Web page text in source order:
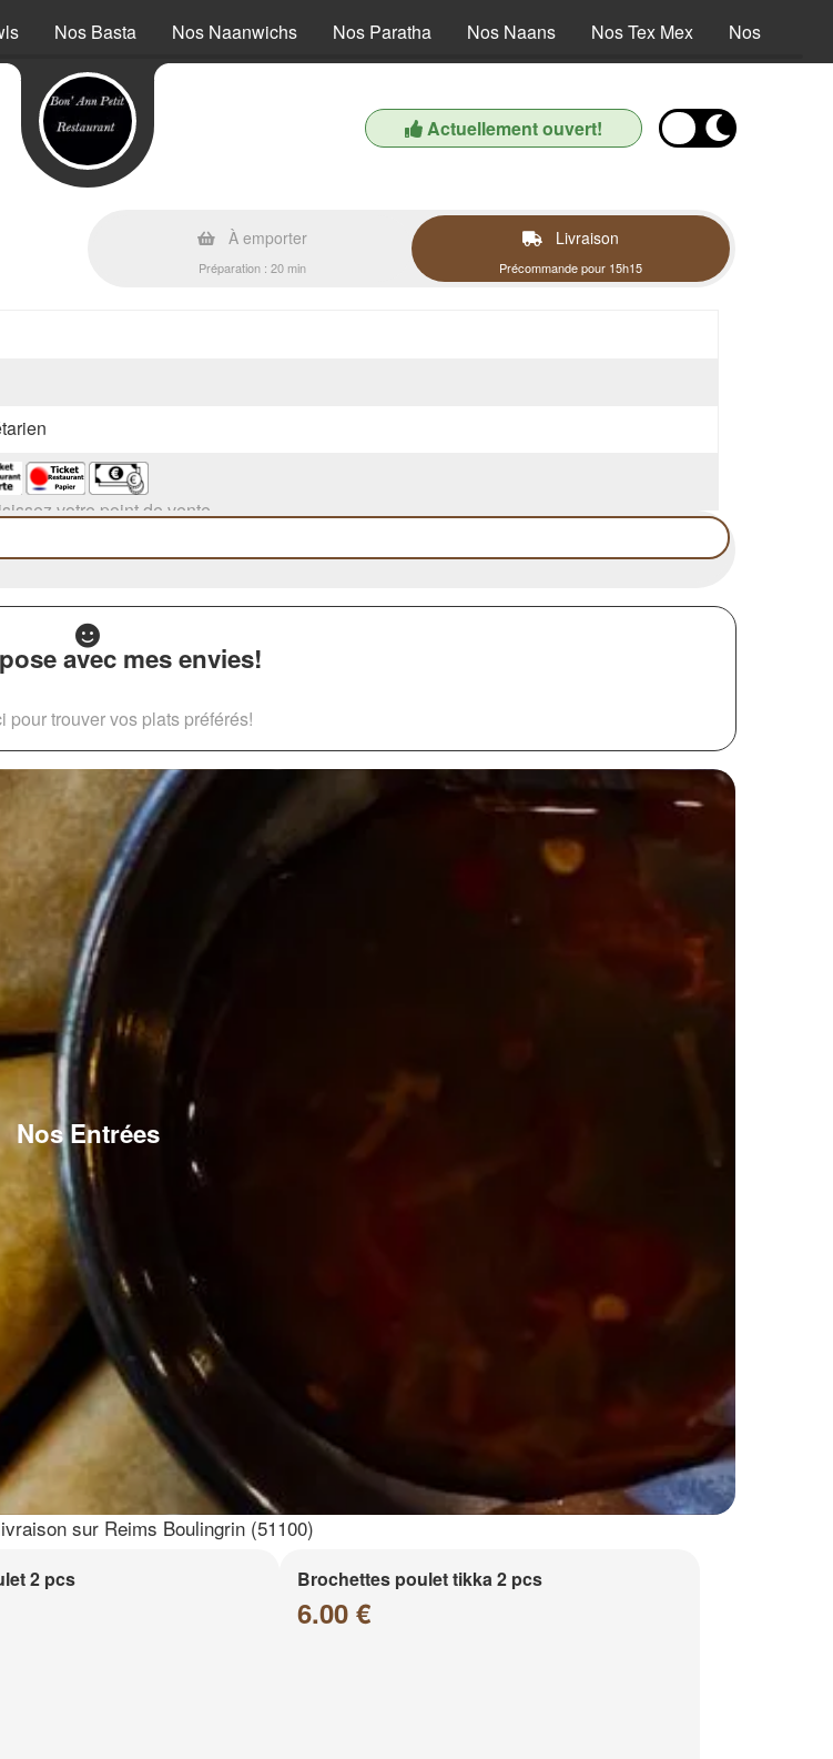
Nos Basta Nos Naanwichs Nos Paratha Nos Naans Nos Tex Mex Nos
Actuellement ouvert!
À emporter
Préparation : 20 min
Livraison
Précommande pour 15h15
votre point de vente
avec mes envies!
pour trouver vos plats préférés!
Nos Entrées
sur Reims Boulingrin (51100)
2 pcs Brochettes poulet tikka 2 pcs
6.00 €